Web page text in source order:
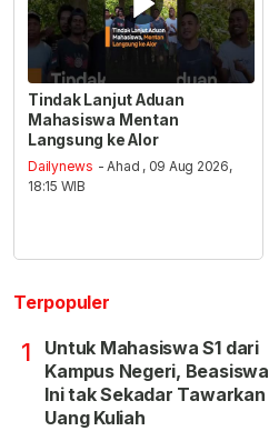
Tindak Lanjut Aduan
Mahasiswa Mentan
Langsung ke Alor
Dailynews - Ahad , 09 Aug 2026,
18:15 WIB
Terpopuler
1
Untuk Mahasiswa S1 dari
Kampus Negeri, Beasiswa
Ini tak Sekadar Tawarkan
Uang Kuliah